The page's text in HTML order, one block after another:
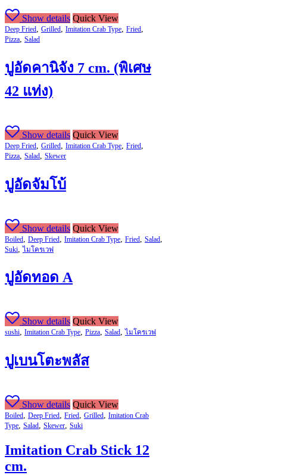
Show details Quick View
Deep Fried Grilled Imitation Crab Type Fried
Pizza Salad
ปูอัดคานิจัง 7 cm. (พิเศษ
42 แท่ง)
Show details Quick View
Deep Fried Grilled Imitation Crab Type Fried
Pizza Salad Skewer
ปูอัดจัมโบ้
Show details Quick View
Boiled Deep Fried Imitation Crab Type Fried Salad
Suki ,ไมโครเวฟ
ปูอัดทอด A
Show details Quick View
sushi, Imitation Crab Type, Pizza, Salad,ไมโครเวฟ
ปูเบนโตะพลัส
Show details Quick View
Boiled, Deep Fried, Fried, Grilled, Imitation Crab
Type, Salad, Skewer, Suki
Imitation Crab Stick 12
cm.